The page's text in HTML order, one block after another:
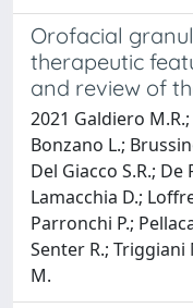
Orofacial
therapeutic
and review of
2021 Galdiero
Bonzano L.;
Del Giacco S.R.;
Lamacchia D.;
Parronchi P.;
Senter R.; Triggiani
M.